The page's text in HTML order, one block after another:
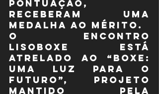
pontuação,
receberam uma
medalha ao mérito.
O Encontro
LISOBOXE está
atrelado ao “Boxe:
Uma Luz para o
Futuro”, projeto
mantido pela